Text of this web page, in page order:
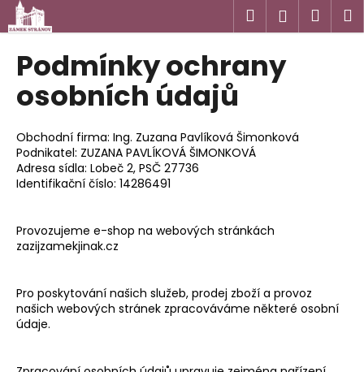
Přejít
na
obsah
Hledat
Podmínky ochrany
osobních údajů
Obchodní firma: Ing. Zuzana Pavlíková Šimonková
Podnikatel: ZUZANA PAVLÍKOVÁ ŠIMONKOVÁ
Adresa sídla: Lobeč 2, PSČ 27736
Identifikační číslo: 14286491
Provozujeme e-shop na webových stránkách
zazijzamekjinak.cz
Pro poskytování našich služeb, prodej zboží a provoz
našich webových stránek zpracováváme některé osobní
údaje.
o
C
o
p
o
t
ř
b
u
e
t
n